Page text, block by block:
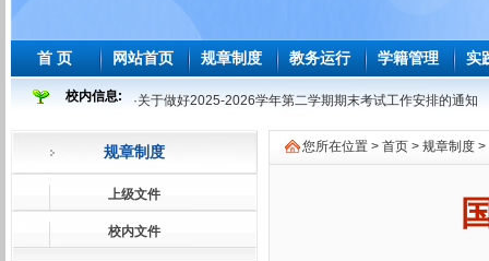
首 页 网站首页 规章制度 教务运行 学籍管理 实
校内信息: ·关于做好2025-2026学年第二学期期末考试工作安排的通知
2025-2026 学年度第二学期必修课程重修教学与考试安排表
·2026年师范生教育教学能力测试安排表
·2026届及往届毕业生必修课程补学分教学与考试安排表
关于做好2026届及往届毕业生必修课、选修课程补学分报考
规章制度
上级文件
校内文件
您所在位置 > 首页 > 规章制度 >